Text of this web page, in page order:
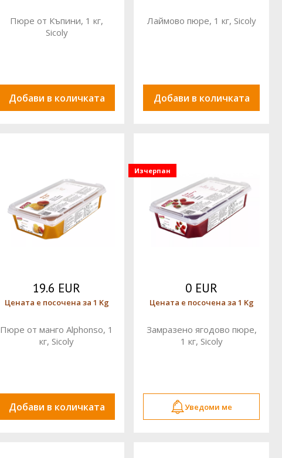
Пюре от Къпини, 1 кг,
Sicoly
Добави в количката
Лаймово пюре, 1 кг, Sicoly
Добави в количката
19.6 EUR
Цената е посочена за 1 Kg
Пюре от манго Alphonso, 1
кг, Sicoly
Добави в количката
Изчерпан
0 EUR
Цената е посочена за 1 Kg
Замразено ягодово пюре,
1 кг, Sicoly
Уведоми ме